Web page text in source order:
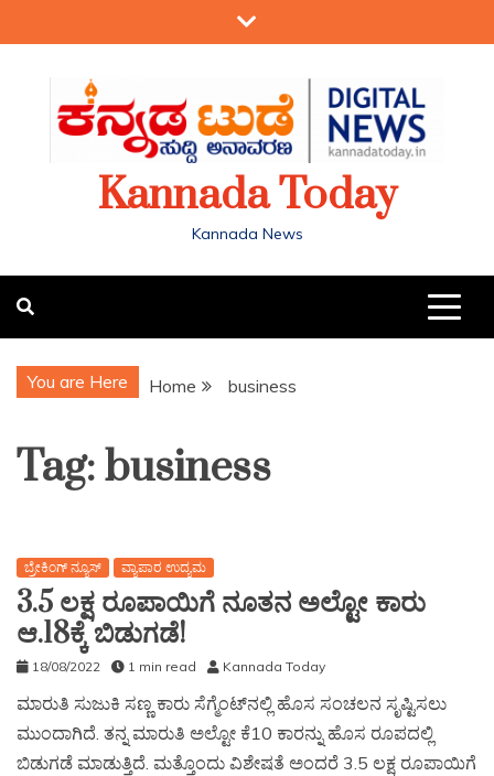
Kannada Today
Kannada News
You are Here Home business
Tag:business
ಬ್ರೇಕಿಂಗ್ ನ್ಯೂಸ್ ವ್ಯಾಪಾರ ಉದ್ಯಮ
3.5 ಲಕ್ಷ ರೂಪಾಯಿಗೆ ನೂತನ ಅಲ್ಟೋ ಕಾರು
ಆ.18ಕ್ಕೆ ಬಿಡುಗಡೆ!
18/08/2022 1 min read Kannada Today
ಮಾರುತಿ ಸುಜುಕಿ ಸಣ್ಣ ಕಾರು ಸೆಗ್ಮೆಂಟ್‌ನಲ್ಲಿ ಹೊಸ ಸಂಚಲನ ಸೃಷ್ಟಿಸಲು
ಮುಂದಾಗಿದೆ. ತನ್ನ ಮಾರುತಿ ಅಲ್ಟೋ ಕೆ10 ಕಾರನ್ನು ಹೊಸ ರೂಪದಲ್ಲಿ
ಬಿಡುಗಡೆ ಮಾಡುತ್ತಿದೆ. ಮತ್ತೊಂದು ವಿಶೇಷತೆ ಅಂದರೆ 3.5 ಲಕ್ಷ ರೂಪಾಯಿಗೆ